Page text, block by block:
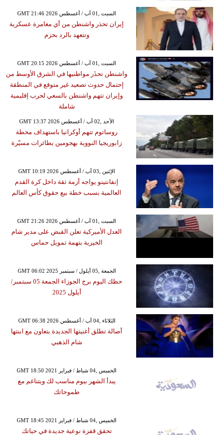
GMT 21:46 2026 السبت ,01 آب / أغسطس
إيران تحذر واشنطن من أي مغامرة عسكرية
وتتعهد بالرد بحزم
GMT 20:15 2026 السبت ,01 آب / أغسطس
واشنطن تحذَر مواطنيها في الشرق الأوسط من
إحتمال حدوث تصعيد غير متوقع في المنطقة
وإيران تتهم واشنطن بالسعي لحرب إقليمية
شاملة
GMT 13:37 2026 الأحد ,02 آب / أغسطس
روساتوم تتهم أوكرانيا باستهداف محطة
زابوريجيا النووية بهجومين بطائرات مسيّرة
GMT 10:19 2026 الإثنين ,03 آب / أغسطس
إنفانتينو يواجه أزمة ثقة داخل كرة القدم
العالمية بسبب خطة بيع حقوق كأس العالم
GMT 21:26 2026 السبت ,01 آب / أغسطس
العدل الأميركية تعلن القبض على مدير شام
الخيرية بتهمة تمويل حماس
GMT 06:02 2025 الجمعة ,05 أيلول / سبتمبر
حظك اليوم برج الجوزاء الجمعة 05 سبتمبر/
أيلول 2025
GMT 06:38 2026 الثلاثاء ,04 آب / أغسطس
أصالة تطلق أغنيتها الجديدة بتعاون مع ابنتها
شام الذهبي
GMT 18:50 2021 الخميس ,04 شباط / فبراير
يبدأ الشهر بيوم مناسب لك ويتناغم مع
طموحاتك
GMT 18:45 2021 الخميس ,04 شباط / فبراير
تحقق قفزة نوعية جديدة في حياتك